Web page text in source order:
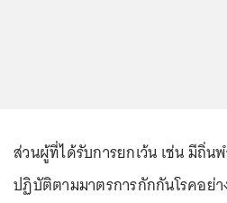
ส่วนผู้ที่ได้รับการยกเว้น เช่น มีถิ่
ปฏิบัติตามมาตรการกักกันโรคอย่